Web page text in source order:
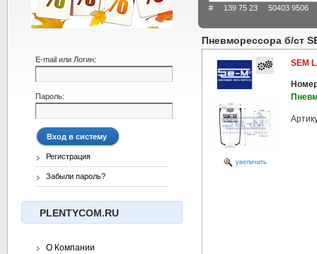
# 139 75 23 50403 9506
Пневморессора б/ст
увеличить
SEM
E-mail или Логин:
Пароль:
Регистрация
Забыли пароль?
PLENTYCOM.RU
О Компании